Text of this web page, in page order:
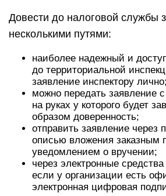
Довести до налоговой службы
несколькими путями:
наиболее надежный и
до территориальной
заявление инспектору лично;
можно передать заявление
на руках у которого будет
образом доверенность;
отправить заявление через
описью вложения заказным
уведомлением о вручении;
через электронные
если у организации есть
электронная цифровая